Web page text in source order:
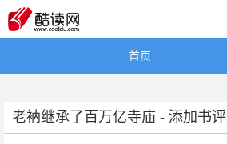
首页
老衲继承了百万亿寺庙 - 添加书评